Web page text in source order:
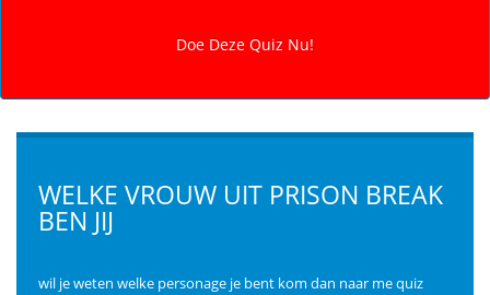
WELKE VROUW UIT PRISON BREAK
BEN JIJ
wil je weten welke personage je bent kom dan naar me quiz